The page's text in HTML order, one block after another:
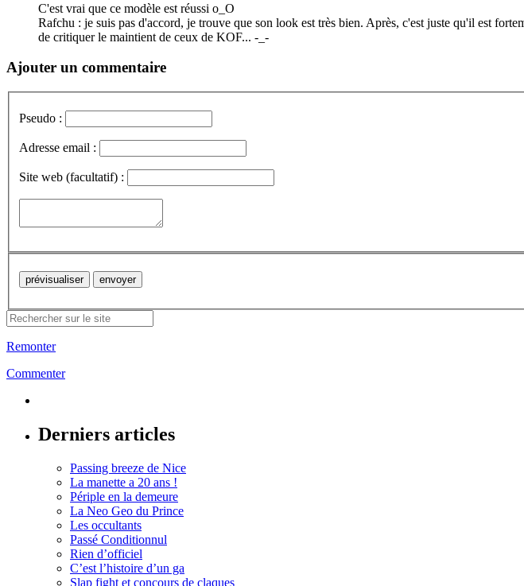
C'est vrai que ce modèle est réussi o_O
Rafchu : je suis pas d'accord, je trouve que son look est très bien. Après, c'est juste qu'il est
de critiquer le maintient de ceux de KOF... -_-
Ajouter un commentaire
Pseudo :
Adresse email :
Site web (facultatif) :
Remonter
Commenter
Derniers articles
Passing breeze de Nice
La manette a 20 ans !
Périple en la demeure
La Neo Geo du Prince
Les occultants
Passé Conditionnul
Rien d’officiel
C’est l’histoire d’un ga
Slap fight et concours de claques